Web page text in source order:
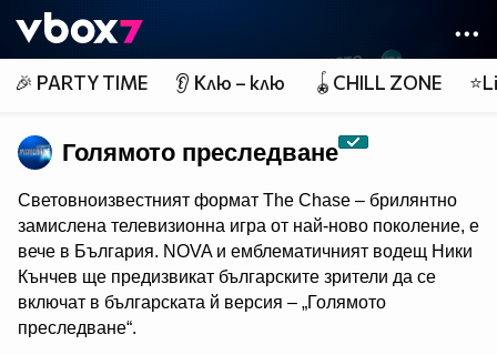
👾
🎉 PARTY TIME 👂 Клю – клю 🪀CHILL ZONE
Голямото преследване
Световноизвестният формат The Chase – брилянтно
замислена телевизионна игра от най-ново поколение, e
вече в България. NOVA и емблематичният водещ Ники
Кънчев ще предизвикат българските зрители да се
включат в българската й версия – „Голямото
преследване“.